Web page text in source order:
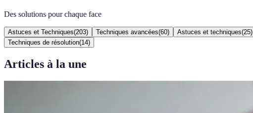
Des solutions pour chaque face
Astuces et Techniques(203) Techniques avancées(60) Astuces et techniques(25)
Techniques de résolution(14)
Articles à la une